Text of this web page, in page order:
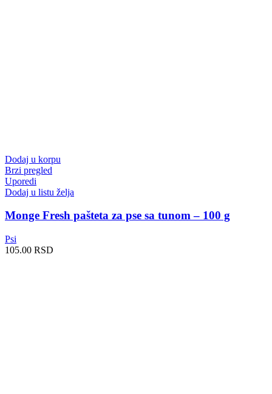
Dodaj u korpu
Brzi pregled
Uporedi
Dodaj u listu želja
Monge Fresh pašteta za pse sa tunom – 100 g
Psi
105.00 RSD